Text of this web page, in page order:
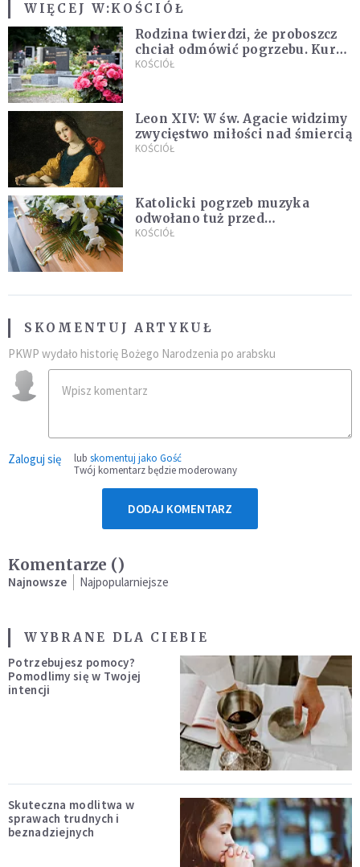
WIĘCEJ W:KOŚCIÓŁ
Rodzina twierdzi, że proboszcz
chciał odmówić pogrzebu. Kuria
zapowiada wyjaśnienia
KOŚCIÓŁ
Leon XIV: W św. Agacie widzimy
zwycięstwo miłości nad śmiercią
KOŚCIÓŁ
Katolicki pogrzeb muzyka
odwołano tuż przed
uroczystością. Powodem była
KOŚCIÓŁ
SKOMENTUJ ARTYKUŁ
PKWP wydało historię Bożego Narodzenia po arabsku
Zaloguj się lub skomentuj jako Gość
Twój komentarz będzie moderowany
DODAJ KOMENTARZ
Komentarze ()
Najnowsze Najpopularniejsze
WYBRANE DLA CIEBIE
Potrzebujesz pomocy?
Pomodlimy się w Twojej
intencji
Skuteczna modlitwa w
sprawach trudnych i
beznadziejnych